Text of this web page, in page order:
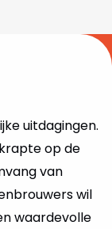
uitdagingen.
op de
van
wil
waardevolle